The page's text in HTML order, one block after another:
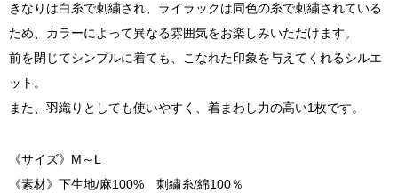
きなりは白糸で刺繍され、ライラックは同色の糸で刺繍されている
ため、カラーによって異なる雰囲気をお楽しみいただけます。
前を閉じてシンプルに着ても、こなれた印象を与えてくれるシルエ
ット。
また、羽織りとしても使いやすく、着まわし力の高い1枚です。
《サイズ》M～L
《素材》下生地/麻100% 刺繍糸/綿100％